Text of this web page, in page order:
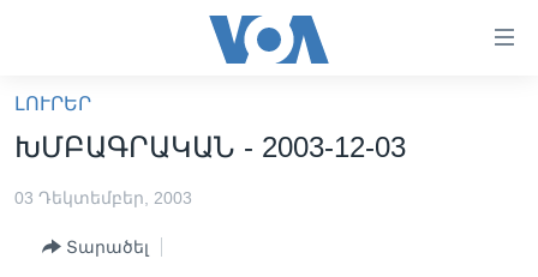
հիմնական
բովանդակությանը
հիմնական
բովանդակությանը
հիմնական
ՍՓՅՈՒՌՔ
ՏԵՍԱՆՅՈՒԹԵՐ
ԼՈՒՐԵՐ
ԽՄԲԱԳՐԱԿԱՆ - 2003-12-03
03 Դեկտեմբեր, 2003
Տարածել